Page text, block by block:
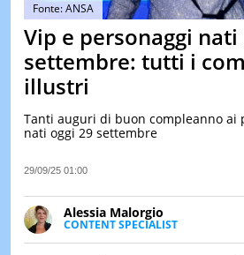
Fonte: ANSA
Vip e personaggi nati
settembre: tutti i
illustri
Tanti auguri di buon compleanno ai
nati oggi 29 settembre
29/09/25 01:00
Alessia Malorgio
CONTENT SPECIALIST
Ha conseguito un Master in